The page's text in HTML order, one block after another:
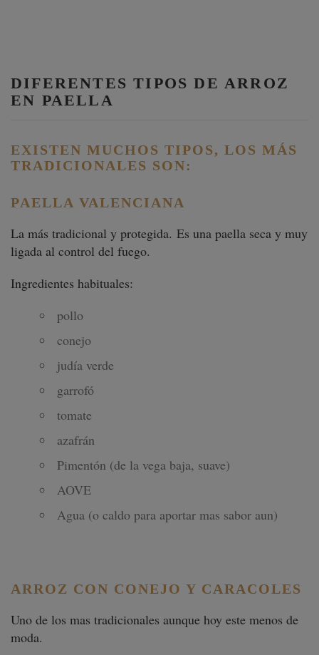
DIFERENTES TIPOS DE ARROZ
EN PAELLA
EXISTEN MUCHOS TIPOS, LOS MÁS
TRADICIONALES SON:
PAELLA VALENCIANA
La más tradicional y protegida. Es una paella seca y muy
ligada al control del fuego.
Ingredientes habituales:
pollo
conejo
judía verde
garrofó
tomate
azafrán
Pimentón (de la vega baja, suave)
AOVE
Agua (o caldo para aportar mas sabor aun)
ARROZ CON CONEJO Y CARACOLES
Uno de los mas tradicionales aunque hoy este menos de
moda.